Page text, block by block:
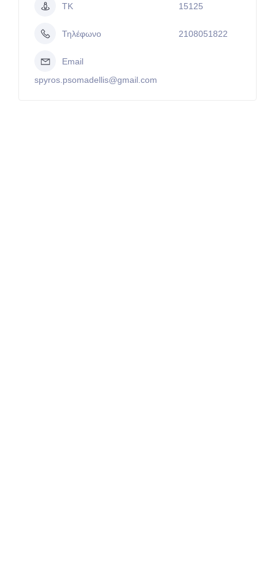
ΤΚ 15125
Τηλέφωνο 2108051822
Email
spyros.psomadellis@gmail.com